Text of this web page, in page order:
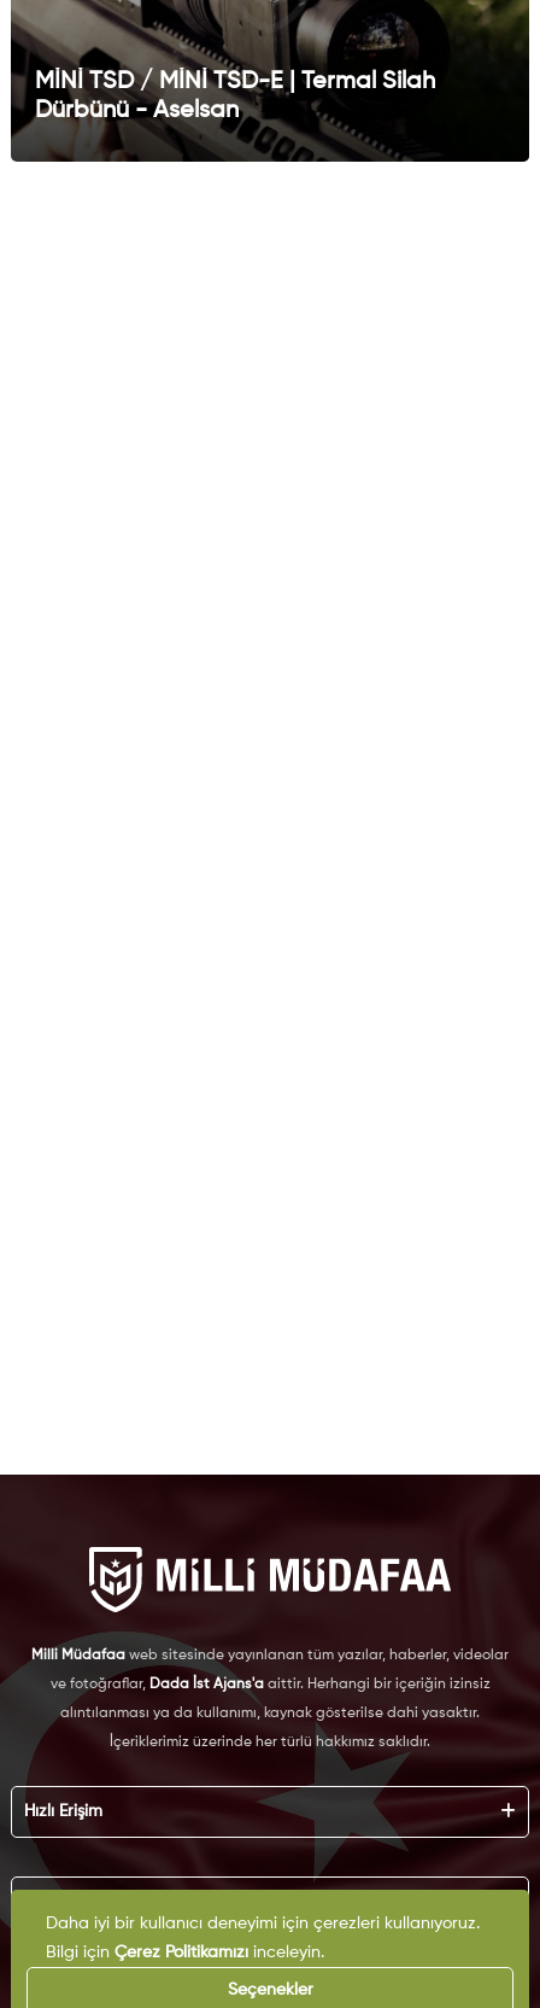
MİNİ TSD / MİNİ TSD-E | Termal Silah
Dürbünü - Aselsan
Milli Müdafaa web sitesinde yayınlanan tüm yazılar, haberler, videolar
ve fotoğraflar, Dada İst Ajans'aaittir. Herhangi bir içeriğin izinsiz
alıntılanması ya da kullanımı, kaynak gösterilse dahi yasaktır.
İçeriklerimiz üzerinde her türlü hakkımız saklıdır.
Hızlı Erişim
Künye
Reklam
İş Birliği
Arşiv
İletişim
KVKK
Çerez Politikası
Daha iyi bir kullanıcı deneyimi için çerezleri kullanıyoruz.
Bilgi için Çerez Politikamızıinceleyin.
Seçenekler